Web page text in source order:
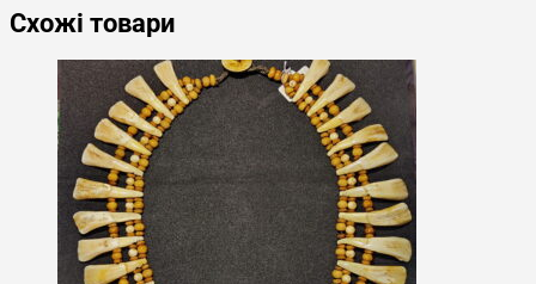
Схожі товари